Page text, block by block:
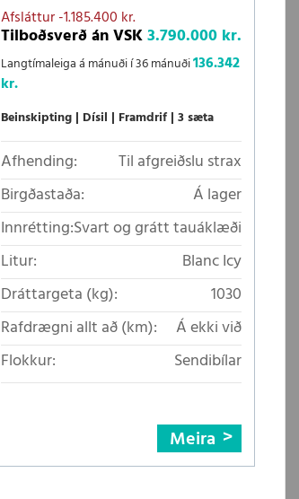
Afsláttur-1.185.400 kr.
Tilboðsverð án VSK3.790.000 kr.
Langtímaleiga á mánuði í 36 mánuði136.342
kr.
Beinskipting Dísil Framdrif 3 sæta
Afhending:
Til afgreiðslu strax
Birgðastaða:
Á lager
Innrétting:Svart og grátt tauáklæði
Litur:
Blanc Icy
Dráttargeta (kg):
1030
Rafdrægni allt að (km):
Á ekki við
Flokkur:
Sendibílar
Meira